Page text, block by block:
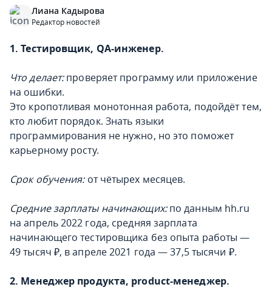
Лиана Кадырова
Редактор новостей
1. Тестировщик, QA-инженер.
Что делает:проверяет программу или приложение
на ошибки.
Это кропотливая монотонная работа, подойдёт тем,
кто любит порядок. Знать языки
программирования не нужно, но это поможет
карьерному росту.
Срок обучения: от чётырех месяцев.
Средние зарплаты начинающих:по данным hh.ru
на апрель 2022 года, средняя зарплата
начинающего тестировщика без опыта работы —
49 тысяч ₽, в апреле 2021 года — 37,5 тысячи ₽.
2. Менеджер продукта, product-менеджер.